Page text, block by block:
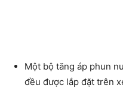
Một bộ tăng áp phun
đều được lắp đặt trên